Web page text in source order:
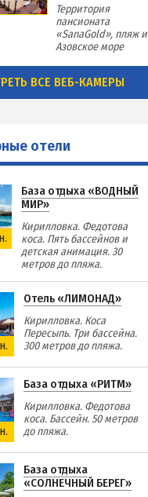
Территория
пансионата
«SanaGold», пляж и
Азовское море
ВСЕ ВЕБ-КАМЕРЫ
отели
База отдыха «ВОДНЫЙ
МИР»
Кирилловка. Федотова
коса. Пять бассейнов и
детская анимация. 30
метров до пляжа.
Отель «ЛИМОНАД»
Кирилловка. Коса
Пересыпь. Три бассейна.
300 метров до пляжа.
База отдыха «РИТМ»
Кирилловка. Федотова
коса. Бассейн. 50 метров
до пляжа.
База отдыха
«СОЛНЕЧНЫЙ БЕРЕГ»